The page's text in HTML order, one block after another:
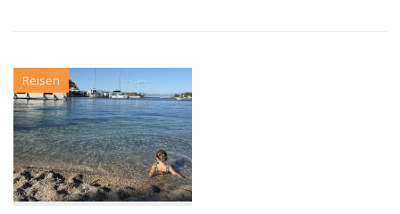
Reisen